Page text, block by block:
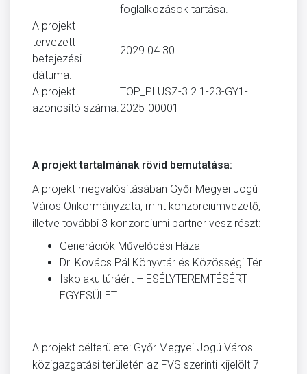
foglalkozások tartása.
A projekt
tervezett
befejezési
dátuma:
2029.04.30
A projekt
azonosító száma:
TOP_PLUSZ-3.2.1-23-GY1-
2025-00001
A projekt tartalmának rövid bemutatása:
A projekt megvalósításában Győr Megyei Jogú
Város Önkormányzata, mint konzorciumvezető,
illetve további 3 konzorciumi partner vesz részt:
Generációk Művelődési Háza
Dr. Kovács Pál Könyvtár és Közösségi Tér
Iskolakultúráért – ESÉLYTEREMTÉSÉRT
EGYESÜLET
A projekt célterülete: Győr Megyei Jogú Város
közigazgatási területén az FVS szerinti kijelölt 7